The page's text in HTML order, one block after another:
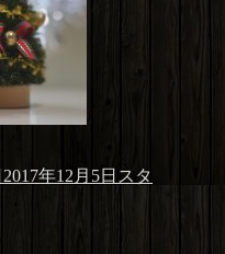
2017年12月5日 カ
スタ